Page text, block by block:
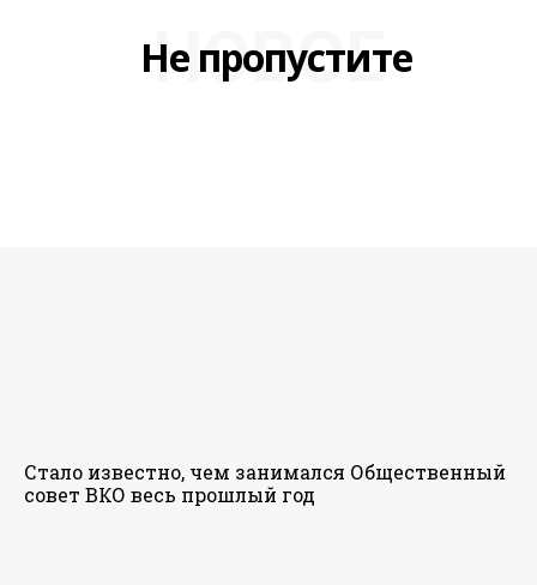
Не пропустите
НОВОЕ
Стало известно, чем занимался Общественный
совет ВКО весь прошлый год